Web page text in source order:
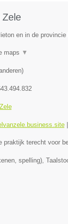
en in de provincie
maps ▼
)
|
praktijk terecht voor
spelling),